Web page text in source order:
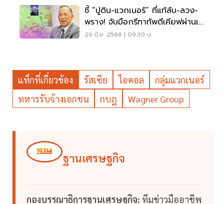
ชี้ “ปูติน-แวกเนอร์” ที่แท้ลับ-ลวง-
พราง! จับมือกรีฑาทัพตีเคียฟผ่านเบ
ลารุส
26 มิ.ย. 2566 | 09:30 น.
แท็กที่เกี่ยวข้อง รัสเซีย ไอดอล
กลุ่มแวกเนอร์
ทหารรับจ้างเอกชน
กบฎ Wagner Group
ฐานเศรษฐกิจ
กองบรรณาธิการฐานเศรษฐกิจ: ทีมข่าวมืออาชีพ